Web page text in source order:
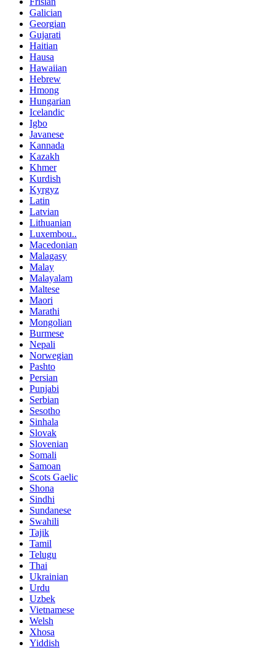
Galician
Georgian
Gujarati
Haitian
Hausa
Hawaiian
Hebrew
Hmong
Hungarian
Icelandic
Igbo
Javanese
Kannada
Kazakh
Khmer
Kurdish
Kyrgyz
Latin
Latvian
Lithuanian
Luxembou..
Macedonian
Malagasy
Malay
Malayalam
Maltese
Maori
Marathi
Mongolian
Burmese
Nepali
Norwegian
Pashto
Persian
Punjabi
Serbian
Sesotho
Sinhala
Slovak
Slovenian
Somali
Samoan
Scots Gaelic
Shona
Sindhi
Sundanese
Swahili
Tajik
Tamil
Telugu
Thai
Ukrainian
Urdu
Uzbek
Vietnamese
Welsh
Xhosa
Yiddish